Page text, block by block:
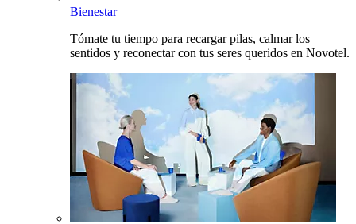
Bienestar
Tómate tu tiempo para recargar pilas, calmar los
sentidos y reconectar con tus seres queridos en Novotel.